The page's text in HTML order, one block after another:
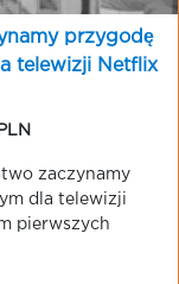
przygodę
telewizji Netflix
zaczynamy
dla telewizji
pierwszych